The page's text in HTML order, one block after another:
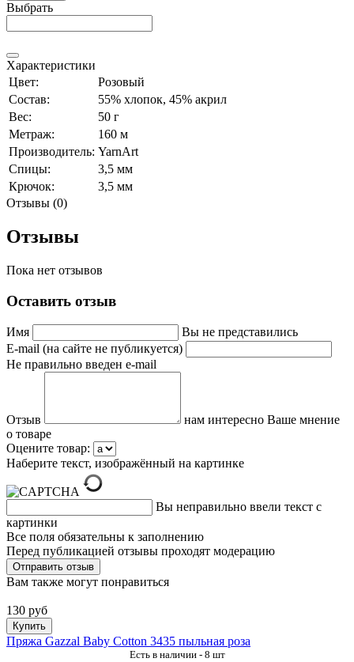
Выбрать
Характеристики
Цвет:
Розовый
Состав:
55% хлопок, 45% акрил
Вес:
50 г
Метраж:
160 м
Производитель: YarnArt
Спицы:
3,5 мм
Крючок:
3,5 мм
Отзывы (0)
Отзывы
Пока нет отзывов
Оставить отзыв
Имя
Вы не представились
E-mail (на сайте не публикуется)
Не правильно введен e-mail
Отзыв
нам интересно Ваше мнение
о товаре
Оцените товар:
Наберите текст, изображённый на картинке
Вы неправильно ввели текст с
картинки
Все поля обязательны к заполнению
Перед публикацией отзывы проходят модерацию
Вам также могут понравиться
130 руб
Купить
Пряжа Gazzal Baby Cotton 3435 пыльная роза
Есть в наличии - 8 шт